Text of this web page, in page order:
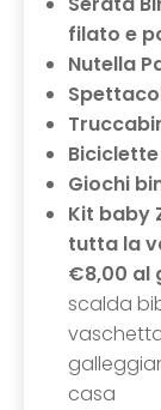
filato e
Nutella
Giochi
Kit baby
tutta la
€8,00 al
scalda
casa